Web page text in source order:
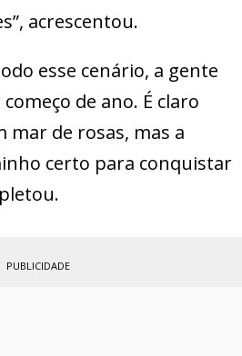
acrescentou.
esse cenário, a gente
de ano. É claro
mar de rosas, mas a
certo para conquistar
PUBLICIDADE